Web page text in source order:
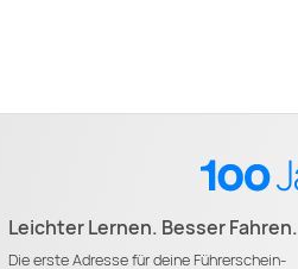
Leichter Lernen. Besser Fahren.
Die erste Adresse für deine Führerschein-